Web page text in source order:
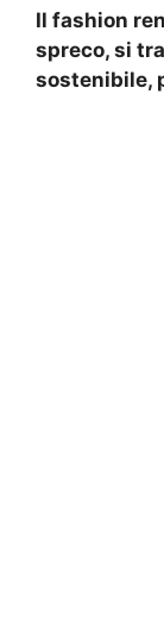
Il fashion
spreco, si
sostenibile,